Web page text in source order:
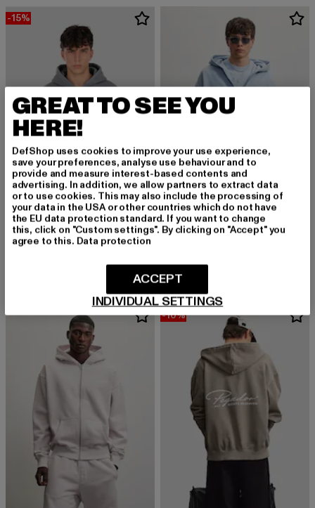
-15%
DROPSIZE
ZIPPER
PEGADOR
-10%
GREAT TO SEE YOU
HERE!
DefShop uses cookies to improve your use experience,
save your preferences, analyse use behaviour and to
provide and measure interest-based contents and
advertising. In addition, we allow partners to extract data
or to use cookies. This may also include the processing of
your data in the USA or other countries which do not have
the EU data protection standard. If you want to change
this, click on "Custom settings". By clicking on "Accept" you
agree to this. Data protection
INDIVIDUAL SETTINGS
ACCEPT